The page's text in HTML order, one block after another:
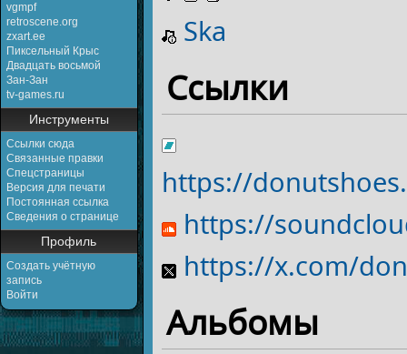
vgmpf
retroscene.org
zxart.ee
Пиксельный Крыс
Двадцать восьмой
Зан-Зан
tv-games.ru
Инструменты
Ссылки сюда
Связанные правки
Спецстраницы
Версия для печати
Постоянная ссылка
Сведения о странице
Профиль
Создать учётную
запись
Войти
Ska
Ссылки
https://
https://
https://x.com/
Альбомы